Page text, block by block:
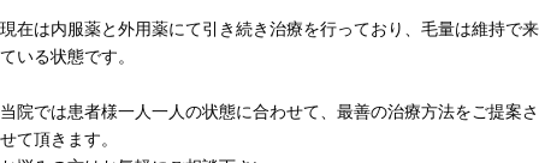
現在は内服薬と外用薬にて引き続き治療を行っており、毛量は維持で来
ている状態です。
当院では患者様一人一人の状態に合わせて、最善の治療方法をご提案さ
せて頂きます。